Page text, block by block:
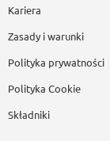
Kariera
Zasady i warunki
Polityka prywatności
Polityka Cookie
Składniki